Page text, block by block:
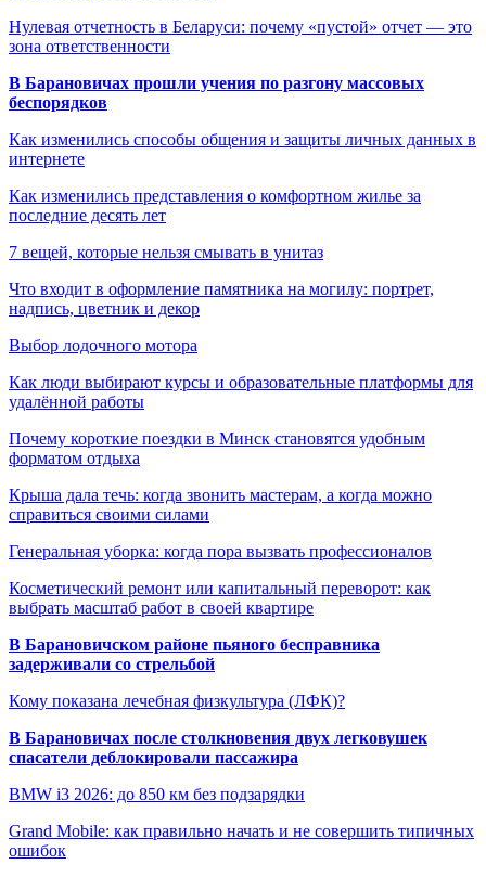
Нулевая отчетность в Беларуси: почему «пустой» отчет — это
зона ответственности
В Барановичах прошли учения по разгону массовых
беспорядков
Как изменились способы общения и защиты личных данных в
интернете
Как изменились представления о комфортном жилье за
последние десять лет
7 вещей, которые нельзя смывать в унитаз
Что входит в оформление памятника на могилу: портрет,
надпись, цветник и декор
Выбор лодочного мотора
Как люди выбирают курсы и образовательные платформы для
удалённой работы
Почему короткие поездки в Минск становятся удобным
форматом отдыха
Крыша дала течь: когда звонить мастерам, а когда можно
справиться своими силами
Генеральная уборка: когда пора вызвать профессионалов
Косметический ремонт или капитальный переворот: как
выбрать масштаб работ в своей квартире
В Барановичском районе пьяного бесправника
задерживали со стрельбой
Кому показана лечебная физкультура (ЛФК)?
В Барановичах после столкновения двух легковушек
спасатели деблокировали пассажира
BMW i3 2026: до 850 км без подзарядки
Grand Mobile: как правильно начать и не совершить типичных
ошибок